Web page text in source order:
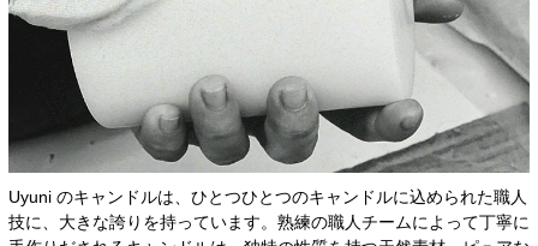
Uyuni のキャンドルは、ひとつひとつのキャンドルに込められた職人
技に、大きな誇りを持っています。熟練の職人チームによって丁寧に